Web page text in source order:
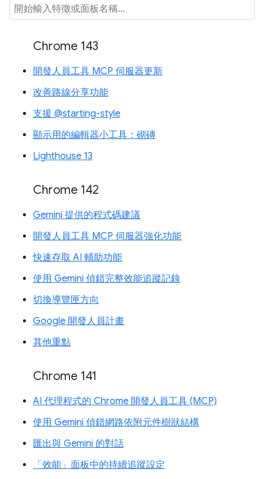
Chrome 143
開發人員工具 MCP 伺服器更新
改善路線分享功能
支援 @starting-style
顯示用的編輯器小工具：砌磚
Lighthouse 13
Chrome 142
Gemini 提供的程式碼建議
開發人員工具 MCP 伺服器強化功能
快速存取 AI 輔助功能
使用 Gemini 偵錯完整效能追蹤記錄
切換導覽匣方向
Google 開發人員計畫
其他重點
Chrome 141
AI 代理程式的 Chrome 開發人員工具 (MCP)
使用 Gemini 偵錯網路依附元件樹狀結構
匯出與 Gemini 的對話
「效能」面板中的持續追蹤設定